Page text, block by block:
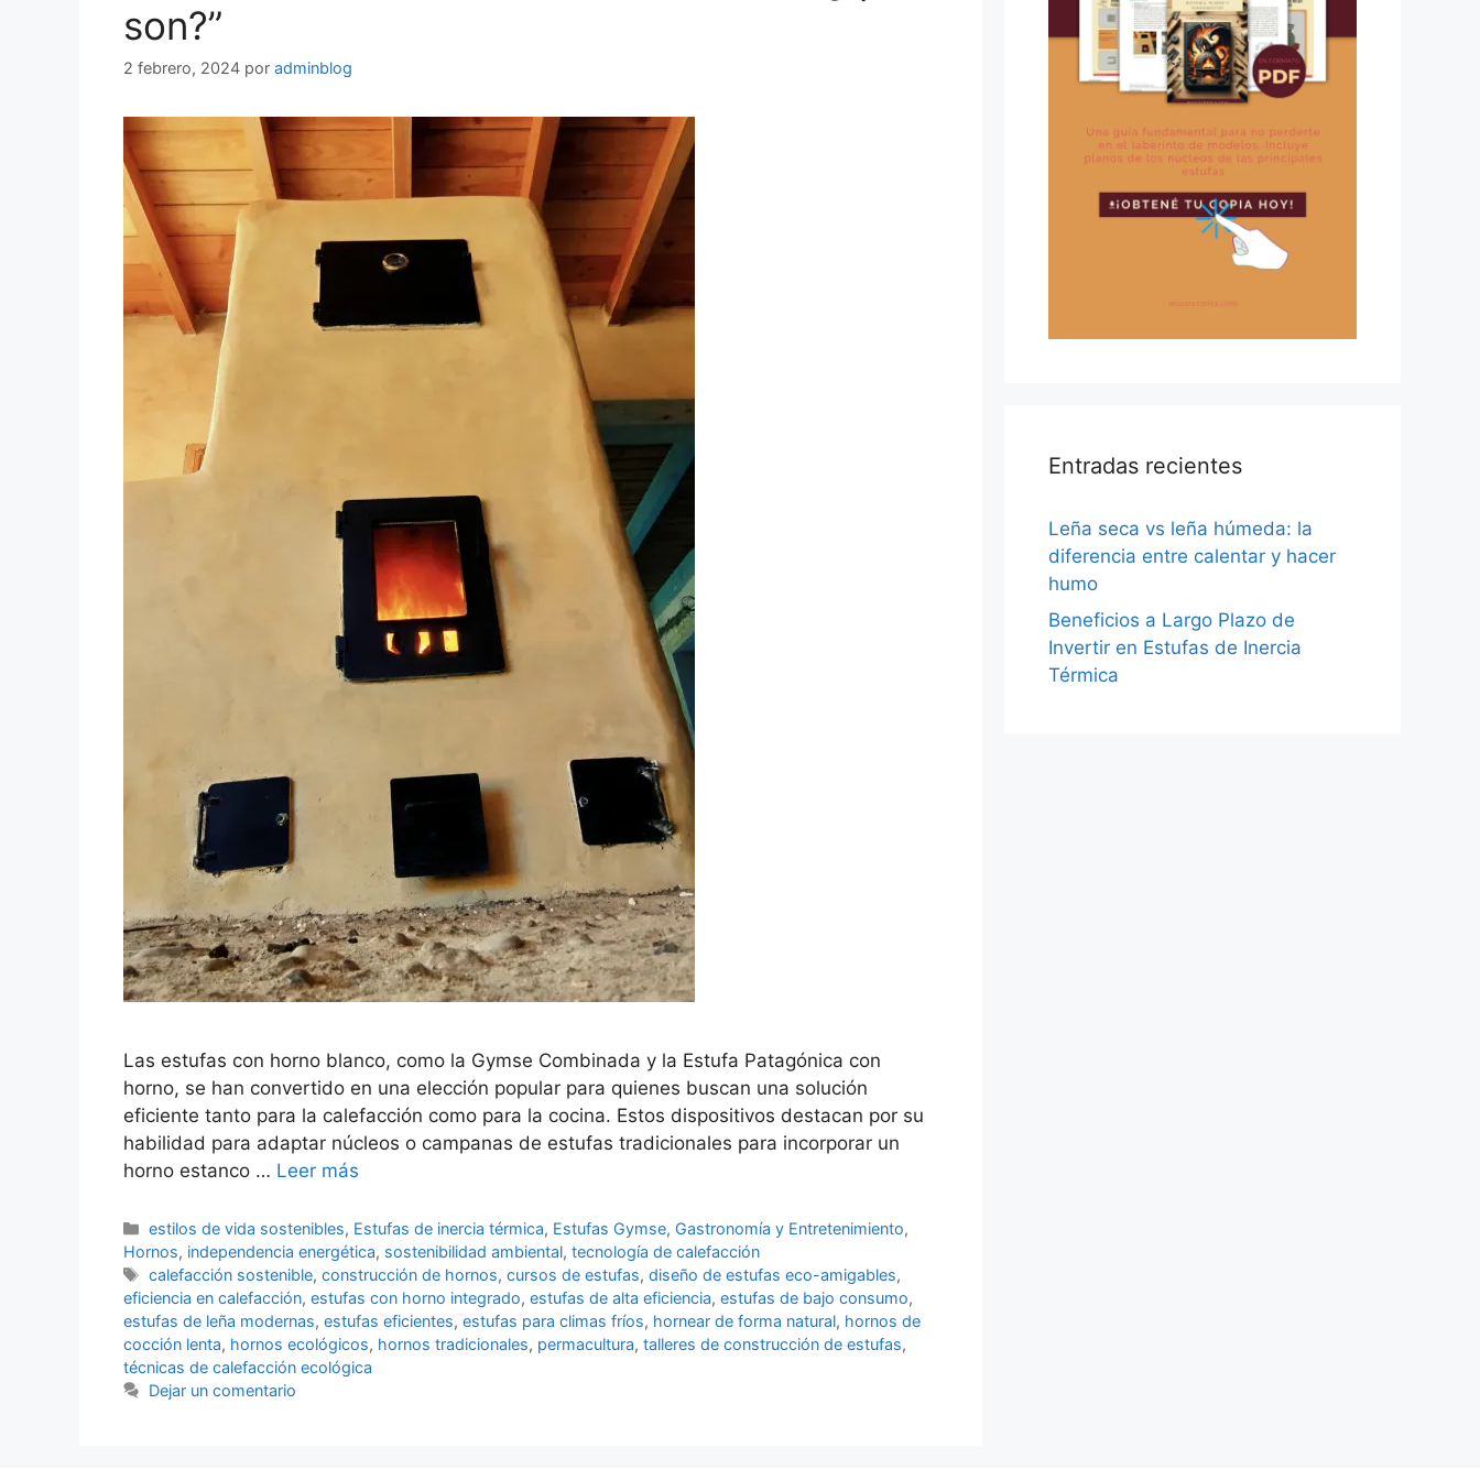
son?”
2 febrero, 2024 por adminblog
Las estufas con horno blanco, como la Gymse Combinada y la Estufa Patagónica con
horno, se han convertido en una elección popular para quienes buscan una solución
eficiente tanto para la calefacción como para la cocina. Estos dispositivos destacan por su
habilidad para adaptar núcleos o campanas de estufas tradicionales para incorporar un
horno estanco … Leer más
Categorías
estilos de vida sostenibles, Estufas de inercia térmica, Estufas Gymse, Gastronomía y Entretenimiento,
Hornos, independencia energética, sostenibilidad ambiental, tecnología de calefacción
Etiquetas
calefacción sostenible,construcción de hornos,cursos de estufas,diseño de estufas eco-amigables,
eficiencia en calefacción, estufas con horno integrado, estufas de alta eficiencia, estufas de bajo consumo,
estufas de leña modernas, estufas eficientes, estufas para climas fríos, hornear de forma natural, hornos de
cocción lenta, hornos ecológicos, hornos tradicionales, permacultura, talleres de construcción de estufas,
técnicas de calefacción ecológica
Dejar un comentario
Entradas recientes
Leña seca vs leña húmeda: la
diferencia entre calentar y hacer
humo
Beneficios a Largo Plazo de
Invertir en Estufas de Inercia
Térmica